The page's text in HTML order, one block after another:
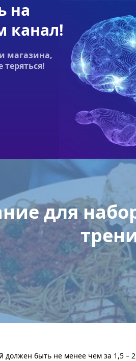
График работы:
Пн-пт 9:00–19:00
E-mail:
ГРИБЫ
набора массы до и после
для
быть не менее чем за 1,5 –
на
канал!
магазина,
теряться!